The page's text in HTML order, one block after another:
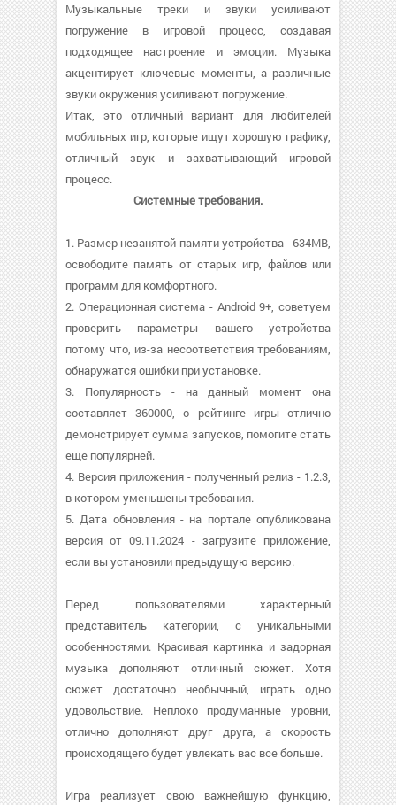
Музыкальные треки и звуки усиливают
погружение в игровой процесс, создавая
подходящее настроение и эмоции. Музыка
акцентирует ключевые моменты, а различные
звуки окружения усиливают погружение.
Итак, это отличный вариант для любителей
мобильных игр, которые ищут хорошую графику,
отличный звук и захватывающий игровой
процесс.
Системные требования.
1. Размер незанятой памяти устройства - 634MB,
освободите память от старых игр, файлов или
программ для комфортного.
2. Операционная система - Android 9+, советуем
проверить параметры вашего устройства
потому что, из-за несоответствия требованиям,
обнаружатся ошибки при установке.
3. Популярность - на данный момент она
составляет 360000, о рейтинге игры отлично
демонстрирует сумма запусков, помогите стать
еще популярней.
4. Версия приложения - полученный релиз - 1.2.3,
в котором уменьшены требования.
5. Дата обновления - на портале опубликована
версия от 09.11.2024 - загрузите приложение,
если вы установили предыдущую версию.
Перед пользователями характерный
представитель категории, с уникальными
особенностями. Красивая картинка и задорная
музыка дополняют отличный сюжет. Хотя
сюжет достаточно необычный, играть одно
удовольствие. Неплохо продуманные уровни,
отлично дополняют друг друга, а скорость
происходящего будет увлекать вас все больше.
Игра реализует свою важнейшую функцию,